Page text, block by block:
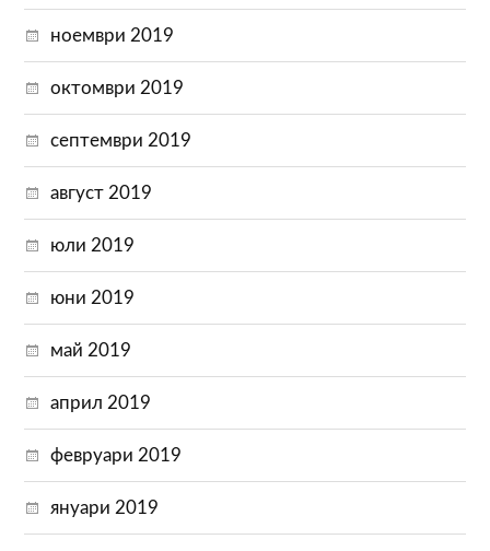
ноември 2019
октомври 2019
септември 2019
август 2019
юли 2019
юни 2019
май 2019
април 2019
февруари 2019
януари 2019